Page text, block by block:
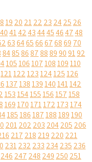
19 20 2122 23 2425 26
404142434445464748
63646566676869 70
848586878889909192
105106107108109110
121122123124125126
137138139140141142
153154155156157158
169170171172173174
185186187188189190
201202 203 204205 206
217 218 219 220 221
231232 233 234235 236
246 247 248 249 250 251